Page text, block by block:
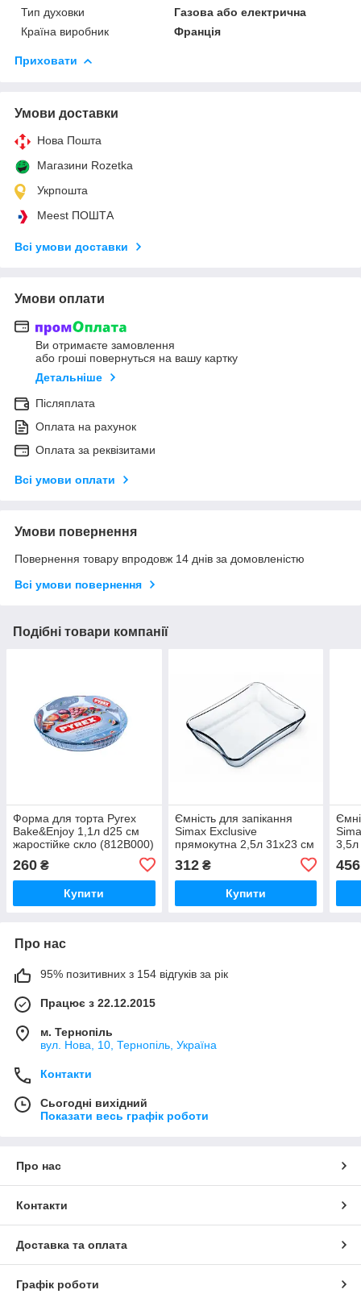
Тип духовки
Газова або електрична
Країна виробник
Франція
Приховати
Умови доставки
Нова Пошта
Магазини Rozetka
Укрпошта
Meest ПОШТА
Всі умови доставки
Умови оплати
Ви отримаєте замовлення
або гроші повернуться на вашу картку
Детальніше
Післяплата
Оплата на рахунок
Оплата за реквізитами
Всі умови оплати
Умови повернення
Повернення товару впродовж 14 днів за домовленістю
Всі умови повернення
Подібні товари компанії
Форма для торта Pyrex
Bake&Enjoy 1,1л d25 см
жаростійке скло (812B000)
260 ₴
Купити
Ємність для запікання
Simax Exclusive
прямокутна 2,5л 31х23 см
h6,2 см жаростійке скло
(7216 Simax)
312₴
Купити
456
Про нас
95% позитивних з 154 відгуків за рік
Працює з 22.12.2015
м. Тернопіль
вул. Нова, 10, Тернопіль, Україна
Контакти
Сьогодні вихідний
Показати весь графік роботи
Про нас
Контакти
Доставка та оплата
Графік роботи